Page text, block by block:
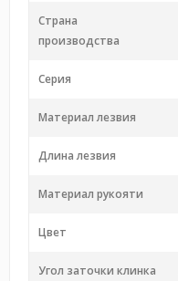
Страна
производства
Серия
Материал лезвия
Длина лезвия
Материал рукояти
Цвет
Угол заточки клинка